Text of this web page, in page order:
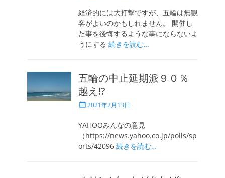
日
経済的には大打撃ですが、五輪は無観
客がよいのかもしれません。 開催し
た事を後悔するような事にならないよ
うにする 続きを読む…
五輪の中止延期派９０％
越え!?
投
日
2021年2月13日
YAHOOみんなの意見
（https://news.yahoo.co.jp/polls/sp
orts/42096 続きを読む…